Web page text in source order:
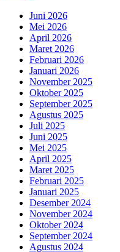
Juni 2026
Mei 2026
April 2026
Maret 2026
Februari 2026
Januari 2026
November 2025
Oktober 2025
September 2025
Agustus 2025
Juli 2025
Juni 2025
Mei 2025
April 2025
Maret 2025
Februari 2025
Januari 2025
Desember 2024
November 2024
Oktober 2024
September 2024
Agustus 2024